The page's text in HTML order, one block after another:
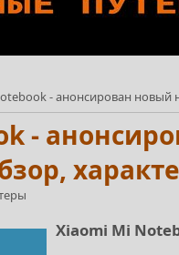
- анонсирован новый
-
Xiaomi Mi